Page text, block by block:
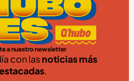
a nuestro newsletter
con lasnoticias más
.